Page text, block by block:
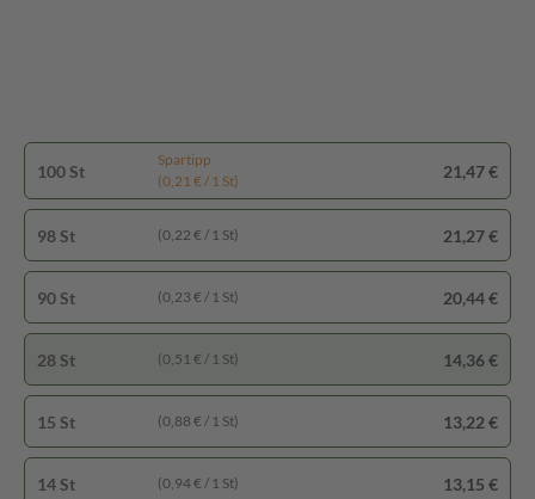
100 St
Spartipp
(0,21 € / 1 St)
21,47 €
98 St (0,22 € / 1 St) 21,27 €
90 St (0,23 € / 1 St) 20,44 €
28 St (0,51 € / 1 St) 14,36 €
15 St (0,88 € / 1 St) 13,22 €
14 St (0,94 € / 1 St) 13,15 €